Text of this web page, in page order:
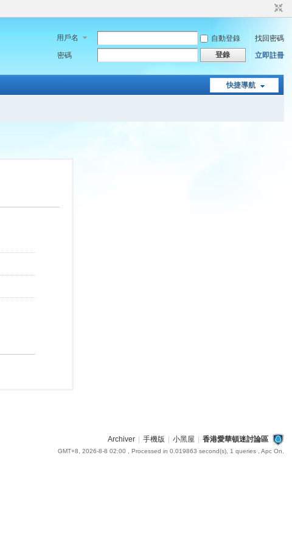
用戶名 自動登錄
找回密碼
密碼
登錄 立即註冊
快捷導航
Archiver 手機版 小黑屋 香港愛華頓迷討論區
GMT+8, 2026-8-8 02:00 , Processed in 0.019863 second(s), 1 queries , Apc On.